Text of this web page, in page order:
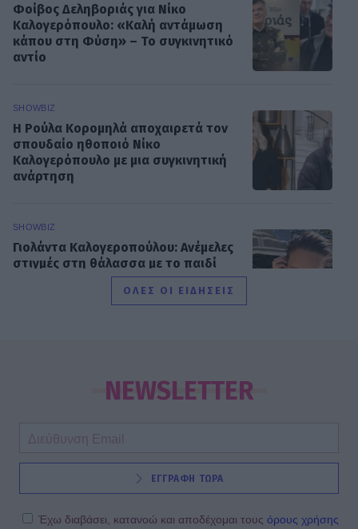
Φοίβος Δεληβοριάς για Νίκο
Καλογερόπουλο: «Καλή αντάμωση
κάπου στη Φύση» – Το συγκινητικό
αντίο
SHOWBIZ
Η Ρούλα Κορομηλά αποχαιρετά τον
σπουδαίο ηθοποιό Νίκο
Καλογερόπουλο με μια συγκινητική
ανάρτηση
SHOWBIZ
Γιολάντα Καλογεροπούλου: Ανέμελες
στιγμές στη θάλασσα με το παιδί
της πριν τη νέα σειρά του ΑΝΤ1
καλοκαιρινή ανάρτηση στα 62 της
και η εξομολόγηση για τη ζωή της
SHOWBIZ
Άννα Μπεζάν: Οι άκρως τρυφερές
κόρη της και η πρόταση γάμου
ΟΛΕΣ ΟΙ ΕΙΔΗΣΕΙΣ
NEWSLETTER
ΕΓΓΡΑΦΗ ΤΩΡΑ
Έχω διαβάσει, κατανοώ και αποδέχομαι τους όρους χρήσης